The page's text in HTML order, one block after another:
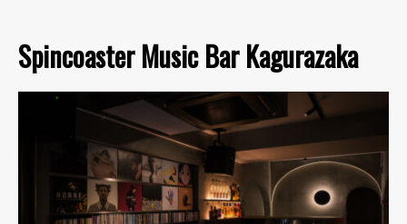
Spincoaster Music Bar Kagurazaka